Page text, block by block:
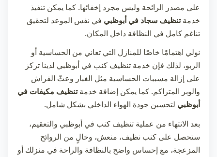
على مصدر الرائحة وليس مجرد إخفائها. كما يمكن تنفيذ
خدمةتنظيف سجاد في أبوظبي في نفس الموعد لتحقيق
تناغم كامل في النظافة داخل المكان.
نولي اهتمامًا خاصًا للمنازل التي تعاني من الحساسية أو
الربو، لذلك فإن خدمة تنظيف كنب في أبوظبي لدينا تركز
على إزالة مسببات الحساسية مثل الغبار وعثّ الفراش
والوبر المتراكم. كما يمكن إضافة خدمةتنظيف مكيفات في
أبوظبي لتحسين جودة الهواء الداخلي بشكل شامل.
بعد الانتهاء من عملية تنظيف كنب في أبوظبي والتعقيم،
ستحصل على كنب نظيف، منعش، وخالٍ من الروائح
المزعجة، مع إحساس واضح بالنظافة والراحة في منزلك أو